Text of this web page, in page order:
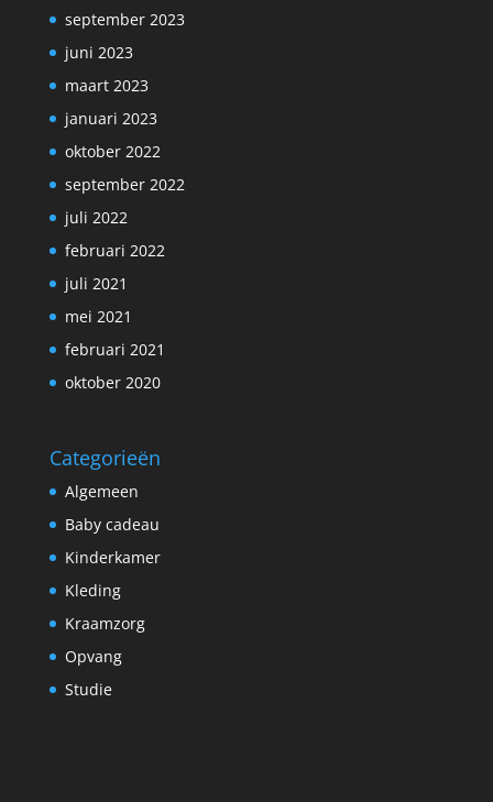
september 2023
juni 2023
maart 2023
januari 2023
oktober 2022
september 2022
juli 2022
februari 2022
juli 2021
mei 2021
februari 2021
oktober 2020
Categorieën
Algemeen
Baby cadeau
Kinderkamer
Kleding
Kraamzorg
Opvang
Studie